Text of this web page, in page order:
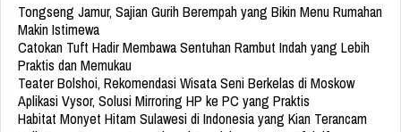
Tongseng Jamur, Sajian Gurih Berempah yang Bikin Menu Rumahan
Makin Istimewa
Catokan Tuft Hadir Membawa Sentuhan Rambut Indah yang Lebih
Praktis dan Memukau
Teater Bolshoi, Rekomendasi Wisata Seni Berkelas di Moskow
Aplikasi Vysor, Solusi Mirroring HP ke PC yang Praktis
Habitat Monyet Hitam Sulawesi di Indonesia yang Kian Terancam